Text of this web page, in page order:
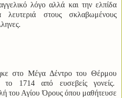
λόγο αλλά και την ελπίδα
λευτεριά στους σκλαβωμένους
στο Μέγα Δέντρο του Θέρμου
το 1714 από ευσεβείς γονείς.
του Αγίου Όρους όπου μαθήτευσε